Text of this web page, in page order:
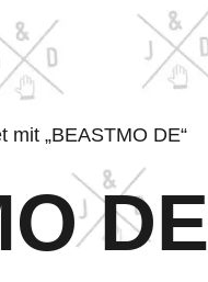
mit „BEASTMO DE“
DE